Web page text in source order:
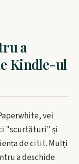
a
Kindle-ul
vei
"scurtături" și
de citit. Mulți
a deschide